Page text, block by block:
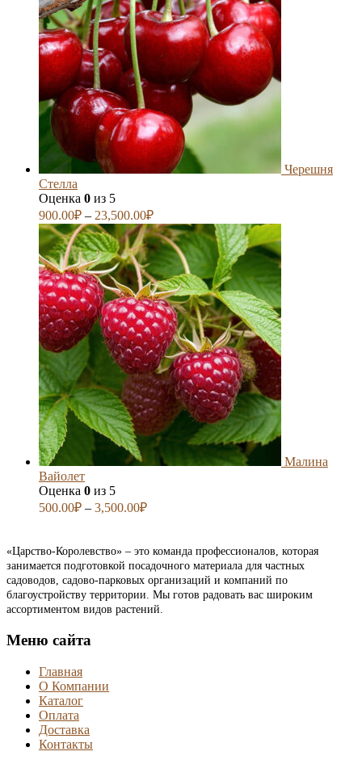
Черешня
Стелла
Оценка 0 из 5
900.00₽ – 23,500.00₽
Малина
Вайолет
Оценка 0 из 5
500.00₽ – 3,500.00₽
«Царство-Королевство» – это команда профессионалов, которая
занимается подготовкой посадочного материала для частных
садоводов, садово-парковых организаций и компаний по
благоустройству территории. Мы готов радовать вас широким
ассортиментом видов растений.
Меню сайта
Главная
О Компании
Каталог
Оплата
Доставка
Контакты